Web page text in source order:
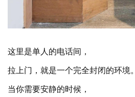
这里是单人的电话间，
拉上门，就是一个完全封闭的环境。